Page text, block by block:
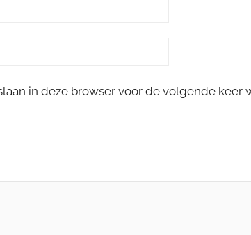
in deze browser voor de volgende keer